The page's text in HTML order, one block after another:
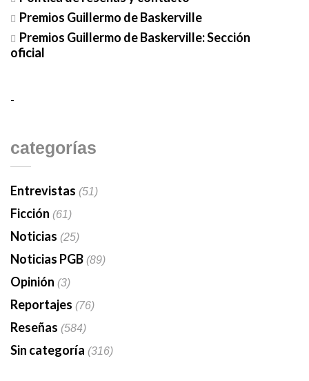
Premios Guillermo de Baskerville
Premios Guillermo de Baskerville: Sección
oficial
-
categorías
Entrevistas (51)
Ficción (61)
Noticias (25)
Noticias PGB(89)
Opinión (3)
Reportajes (76)
Reseñas (584)
Sin categoría (316)